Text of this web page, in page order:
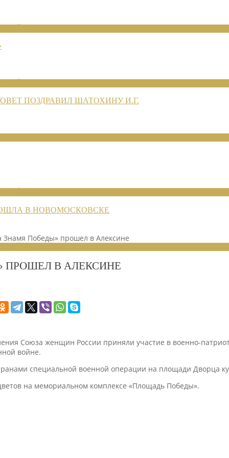
ПОЗДРАВИЛ ШАТОХИНУ И.Г.
В НОВОМОСКОВСКЕ
Победы» прошел в Алексине
ПРОШЕЛ В АЛЕКСИНЕ
Союза женщин России приняли участие в военно-
войне.
специальной военной операции на площади Дворца
на мемориальном комплексе «Площадь Победы».